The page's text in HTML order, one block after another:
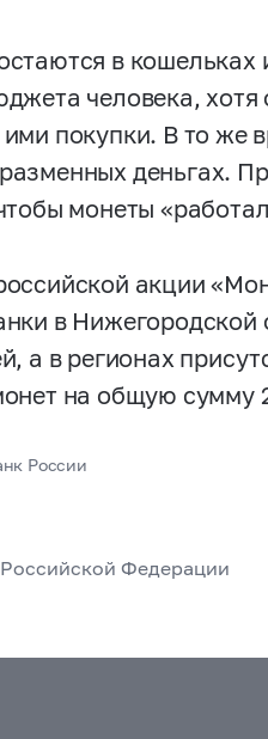
в кошельках
человека, хотя
покупки. В то же
деньгах.
монеты
акции
в
а в регионах
на общую сумму
России
Российской Федерации